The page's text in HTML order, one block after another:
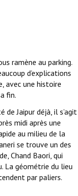
ramène au parking.
d’explications
avec une histoire
fin.
Jaipur déjà, il s’agit
midi après une
au milieu de la
se trouve un des
Chand Baori, qui
La géométrie du lieu
par paliers.